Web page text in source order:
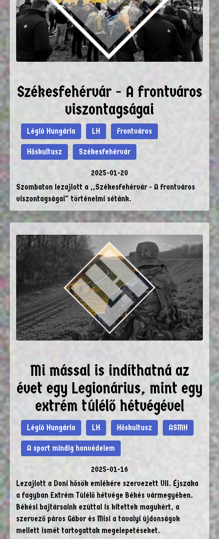
Székesfehérvár - A frontváros
viszontagságai
Légió Hungária LH Frontváros
Hőskultusz Székesfehérvár
2025-01-20
Szombaton lezajlott a ,,Székesfehérvár - A frontváros
viszontagságai" történelmi sétánk.
Mi mással is indíthatná az
évet egy Legionárius, mint egy
extrém túlélő hétvégével
Légió Hungária LH Hőskultusz ASMH
A sport mindig honvédelem
2025-01-16
Lezajlott a Doni hősök emlékére szervezett VII. Éjszaka
a fagyban Extrém Túlélő hétvége Békés vármegyében.
Békési bajtársaink ezúttal is kitettek magukért, a
szervező páros Gábor és Misi a tavalyi újdonságok
mellett ismét tartogattak megelepetéseket.